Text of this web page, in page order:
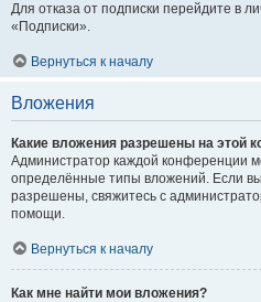
Для отказа от подписки перейдите в
«Подписки».
Вернуться к началу
Вложения
Какие вложения разрешены на этой
Администратор каждой конференции
определённые типы вложений. Если
разрешены, свяжитесь с
помощи.
Вернуться к началу
Как мне найти мои вложения?